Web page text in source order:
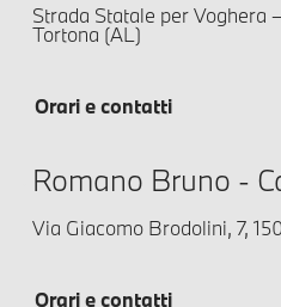
Strada Statale per Voghera
Tortona (AL)
Orari e contatti
Romano Bruno -
Via Giacomo Brodolini, 7,
Orari e contatti